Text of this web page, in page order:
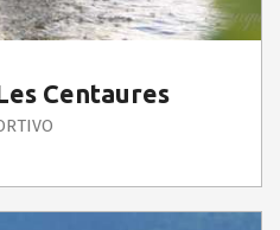
Centaures